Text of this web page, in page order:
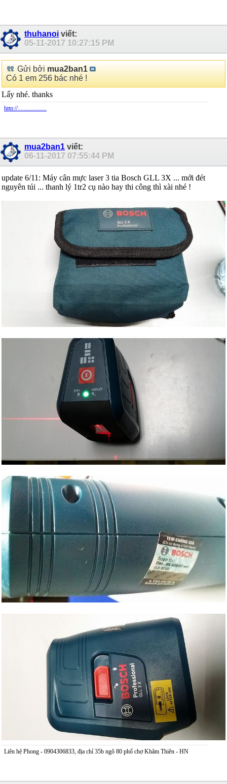
thuhanoi viết:
05-11-2017 10:27:15 PM
Gửi bởi mua2ban1
Có 1 em 256 bác nhé !
Lấy nhé. thanks
http://...................
mua2ban1 viết:
06-11-2017 07:55:44 PM
update 6/11: Máy cân mực laser 3 tia Bosch GLL 3X ... mới đét
nguyên túi ... thanh lý 1tr2 cụ nào hay thi công thì xài nhé !
Liên hệ Phong - 0904306833, địa chỉ 35b ngõ 80 phố chợ Khâm Thiên - HN